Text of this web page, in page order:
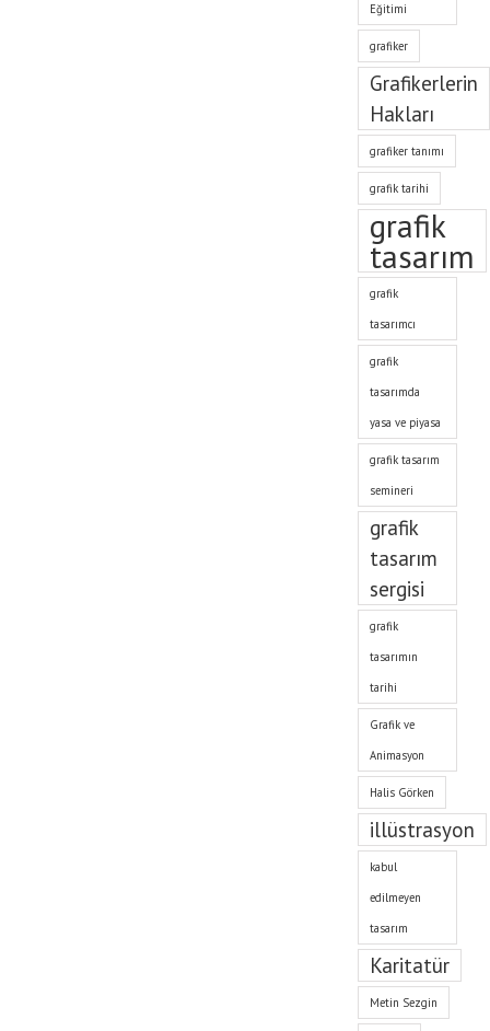
Eğitimi
grafiker
Grafikerlerin
Hakları
grafiker tanımı
grafik tarihi
grafik
tasarım
grafik
tasarımcı
grafik
tasarımda
yasa ve piyasa
grafik tasarım
semineri
grafik
tasarım
sergisi
grafik
tasarımın
tarihi
Grafik ve
Animasyon
Halis Görken
illüstrasyon
kabul
edilmeyen
tasarım
Karitatür
Metin Sezgin